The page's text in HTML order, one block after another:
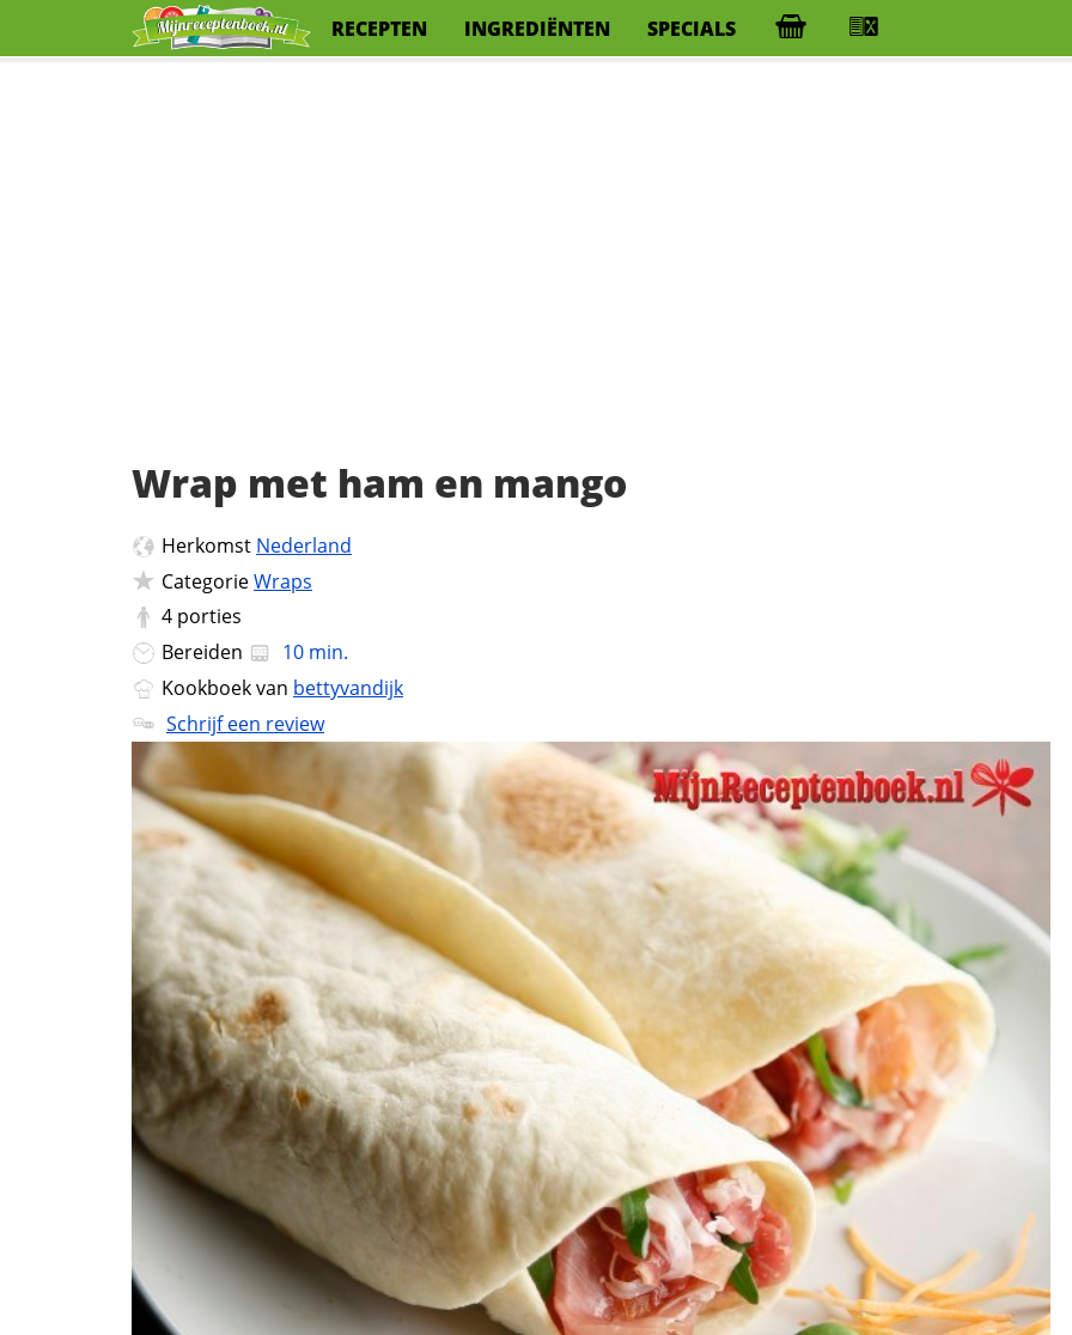
RECEPTEN INGREDIËNTEN SPECIALS
Wrap met ham en mango
Herkomst Nederland
CategorieWraps
4 porties
Bereiden
10 min.
Kookboek van bettyvandijk
Schrijf een review